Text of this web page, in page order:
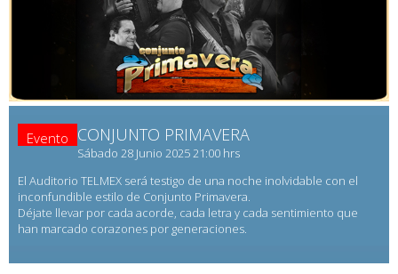
Evento CONJUNTO PRIMAVERA
Sábado 28 Junio 2025 21:00 hrs
El Auditorio TELMEX será testigo de una noche inolvidable con el
inconfundible estilo de Conjunto Primavera.
Déjate llevar por cada acorde, cada letra y cada sentimiento que
han marcado corazones por generaciones.